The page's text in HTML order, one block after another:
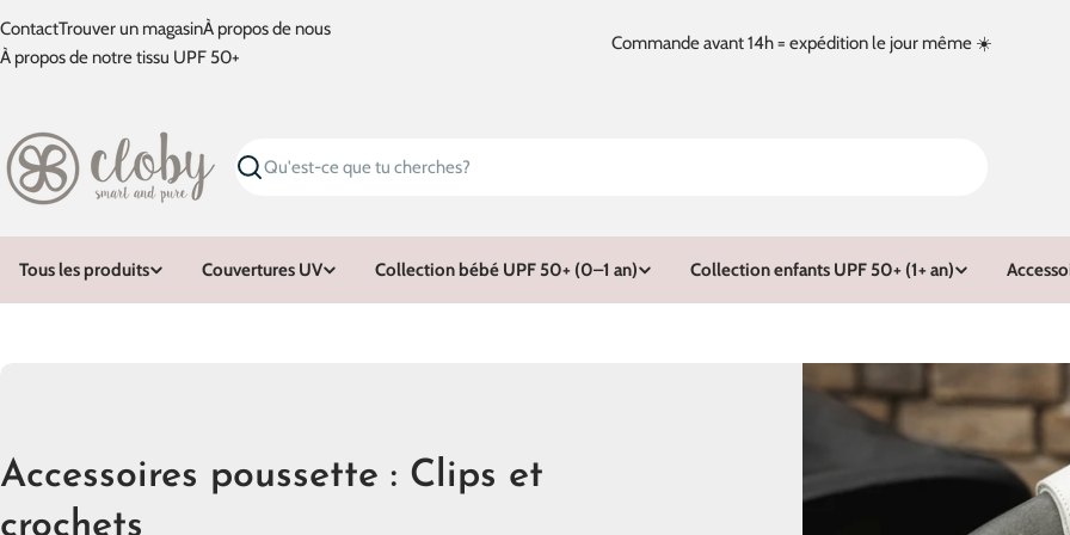
au
contenu
ContactTrouver un magasinÀ propos de nous
À propos de notre tissu UPF 50+
Commande avant 14h = expédition le jour même ☀️
Recherche
Tous les produits Couvertures UV Collection bébé UPF 50+ (0–1 an) Collection enfants UPF 50+ (1+ an)
C
o
Accessoires poussette : Clips et
crochets